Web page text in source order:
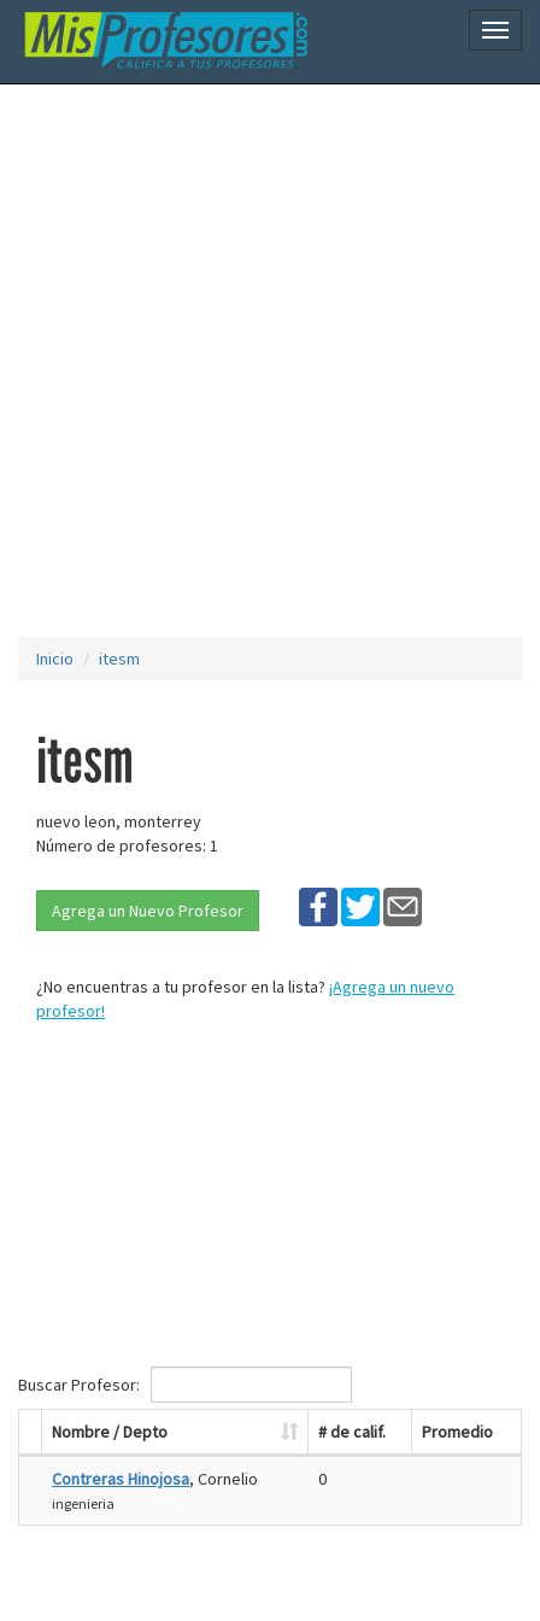
Inicio itesm
itesm
nuevo leon, monterrey
Número de profesores: 1
Agrega un Nuevo Profesor
¿No encuentras a tu profesor en la lista? ¡Agrega un nuevo
profesor!
Buscar Profesor:
Nombre / Depto # de calif. Promedio
Contreras Hinojosa, Cornelio
ingenieria
0